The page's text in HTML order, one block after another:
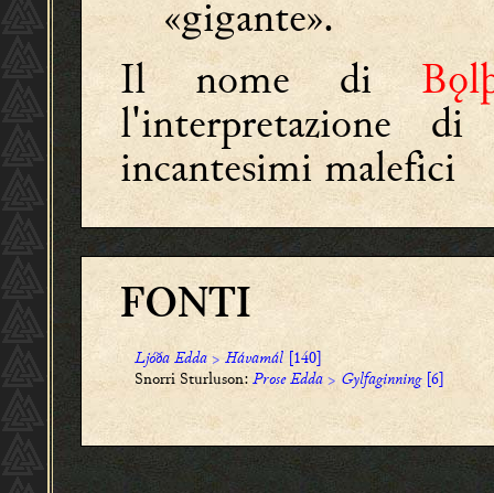
«gigante».
Il nome di
l'interpretazione
incantesimi malefici
FONTI
Ljóða Edda >Hávamál [140]
Snorri Sturluson: Prose Edda > Gylfaginning[6]